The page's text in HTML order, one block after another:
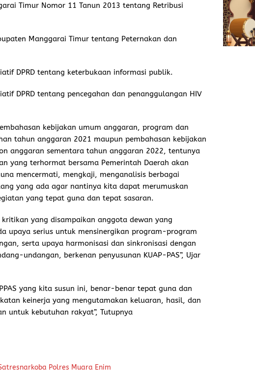
Timur Nomor 11 Tanun 2013 tentang Retribusi
Manggarai Timur tentang Peternakan dan
DPRD tentang keterbukaan informasi publik.
DPRD tentang pencegahan dan penanggulangan HIV
kebijakan umum anggaran, program dan
tahun anggaran 2021 maupun pembahasan kebijakan
anggaran sementara tahun anggaran 2022, tentunya
yang terhormat bersama Pemerintah Daerah akan
mencermati, mengkaji, menganalisis berbagai
yang ada agar nantinya kita dapat merumuskan
yang tepat guna dan tepat sasaran.
yang disampaikan anggota dewan yang
upaya serius untuk mensinergikan program-program
serta upaya harmonisasi dan sinkronisasi dengan
undangan, berkenan penyusunan KUAP-PAS”, Ujar
yang kita susun ini, benar-benar tepat guna dan
keinerja yang mengutamakan keluaran, hasil, dan
untuk kebutuhan rakyat”, Tutupnya
Polres Muara Enim